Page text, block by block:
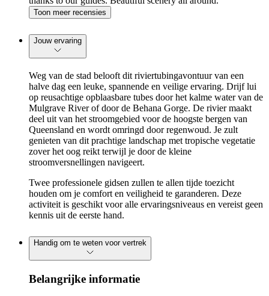
Toon meer recensies
Jouw ervaring
Weg van de stad belooft dit riviertubingavontuur van een
halve dag een leuke, spannende en veilige ervaring. Drijf lui
op reusachtige opblaasbare tubes door het kalme water van de
Mulgrave River of door de Behana Gorge. De rivier maakt
deel uit van het stroomgebied voor de hoogste bergen van
Queensland en wordt omringd door regenwoud. Je zult
genieten van dit prachtige landschap met tropische vegetatie
zover het oog reikt terwijl je door de kleine
stroomversnellingen navigeert.
Twee professionele gidsen zullen te allen tijde toezicht
houden om je comfort en veiligheid te garanderen. Deze
activiteit is geschikt voor alle ervaringsniveaus en vereist geen
kennis uit de eerste hand.
Handig om te weten voor vertrek
Belangrijke informatie